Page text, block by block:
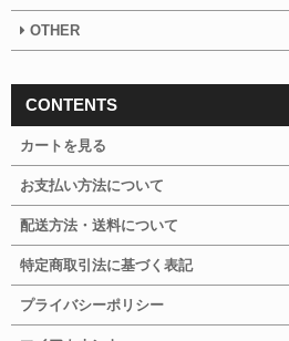
OTHER
CONTENTS
カートを見る
お支払い方法について
配送方法・送料について
特定商取引法に基づく表記
プライバシーポリシー